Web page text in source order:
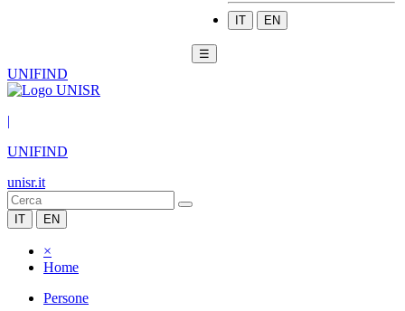
IT EN
☰
UNIFIND
|
UNIFIND
unisr.it
IT EN
×
Home
Persone